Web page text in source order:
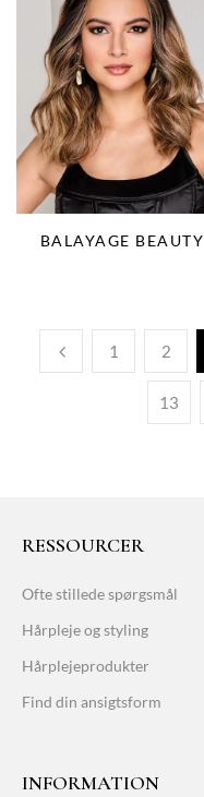
BALAYAGE BEAUTY
1 2
13
RESSOURCER
Ofte stillede spørgsmål
Hårpleje og styling
Hårplejeprodukter
Find din ansigtsform
INFORMATION